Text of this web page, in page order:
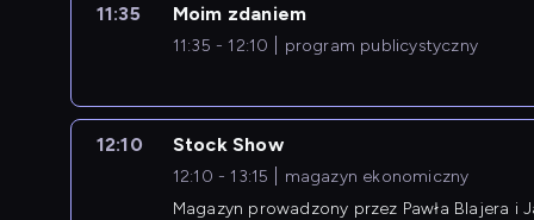
11:35 Moim zdaniem
11:35 - 12:10 program publicystyczny
12:10 Stock Show
12:10 - 13:15
magazyn ekonomiczny
Magazyn prowadzony przez Pawła Blajera i